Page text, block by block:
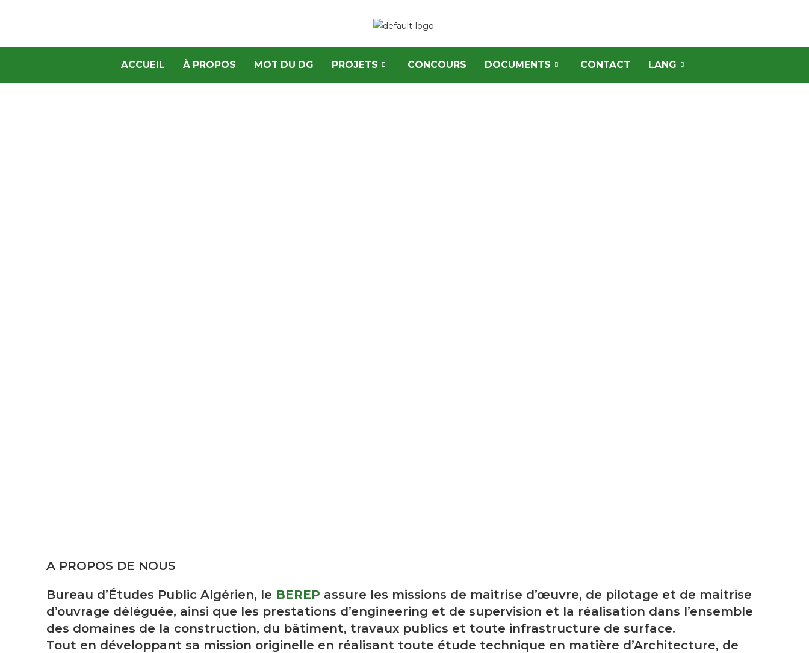
ACCUEIL À PROPOS MOT DU DG PROJETS CONCOURS DOCUMENTS CONTACT LANG
A PROPOS DE NOUS
Bureau d’Études Public Algérien, le BEREP assure les missions de maitrise d’œuvre, de pilotage et de maitrise
d’ouvrage déléguée, ainsi que les prestations d’engineering et de supervision et la réalisation dans l’ensemble
des domaines de la construction, du bâtiment, travaux publics et toute infrastructure de surface.
Tout en développant sa mission originelle en réalisant toute étude technique en matière d’Architecture, de